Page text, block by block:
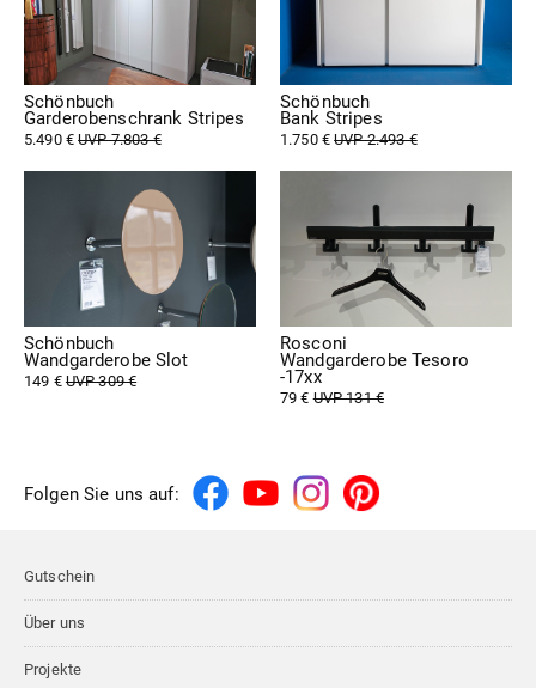
Schönbuch
Garderobenschrank Stripes
5.490 €UVP 7.803 €
Schönbuch
Bank Stripes
1.750 €UVP 2.493 €
Schönbuch
Wandgarderobe Slot
149 €UVP 309 €
Rosconi
Wandgarderobe Tesoro
-17xx
79 €UVP 131 €
Folgen Sie uns auf:
Gutschein
Über uns
Projekte